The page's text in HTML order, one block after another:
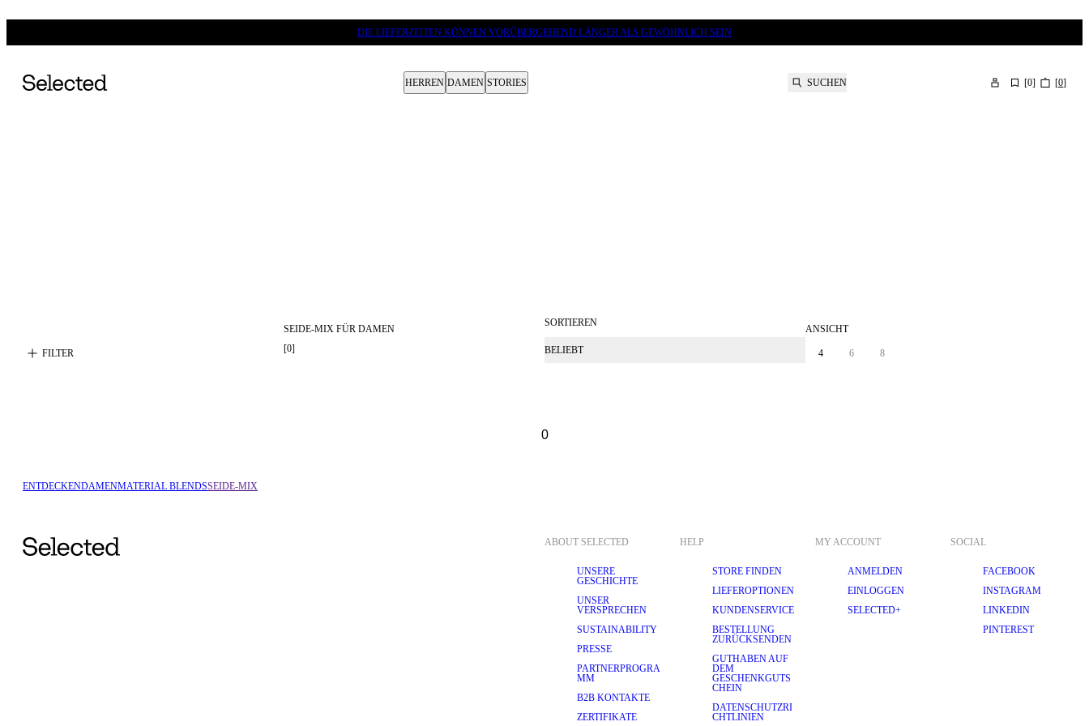
DIE LIEFERZEITEN KÖNNEN VORÜBERGEHEND LÄNGER ALS GEWÖHNLICH SEIN
HERREN DAMEN STORIES SUCHEN [0] [0]
FILTER
SEIDE-MIX FÜR DAMEN
[0]
SORTIEREN
BELIEBT
ANSICHT
4 6 8
0
ENTDECKENDAMENMATERIAL BLENDSSEIDE-MIX
ABOUT SELECTED
UNSERE
GESCHICHTE
UNSER
VERSPRECHEN
SUSTAINABILITY
PRESSE
PARTNERPROGRA
MM
B2B KONTAKTE
ZERTIFIKATE
HELP
STORE FINDEN
LIEFEROPTIONEN
KUNDENSERVICE
BESTELLUNG
ZURÜCKSENDEN
GUTHABEN AUF
DEM
GESCHENKGUTS
CHEIN
DATENSCHUTZRI
CHTLINIEN
MY ACCOUNT
ANMELDEN
EINLOGGEN
SELECTED+
SOCIAL
FACEBOOK
INSTAGRAM
LINKEDIN
PINTEREST